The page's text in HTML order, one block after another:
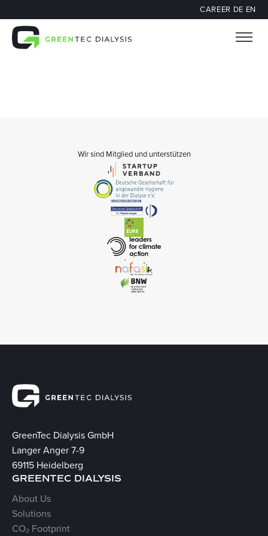
CAREER DE EN
Wir sind Mitglied und unterstützen
GreenTec Dialysis GmbH
Langer Anger 7-9
69115 Heidelberg
GREENTEC DIALYSIS
About Us
Solutions
CO₂ Footprint